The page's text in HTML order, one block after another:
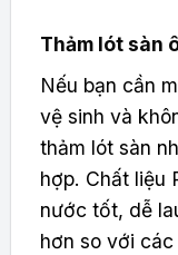
Thảm lót sàn
Nếu bạn cần
vệ sinh và
thảm lót sàn
hợp. Chất liệu
nước tốt, dễ
hơn so với